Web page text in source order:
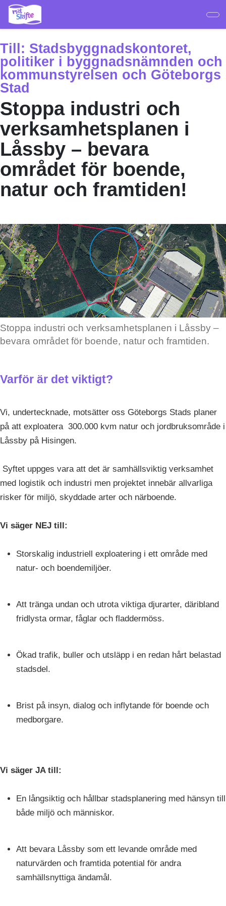
Hoppa
huvudinnehåll
Till: Stadsbyggnadskontoret,
politiker i byggnadsnämnden och
kommunstyrelsen och Göteborgs
Stad
Stoppa industri och
verksamhetsplanen i
Låssby – bevara
området för boende,
natur och framtiden!
Stoppa industri och verksamhetsplanen i Låssby –
bevara området för boende, natur och framtiden.
Varför är det viktigt?
Vi, undertecknade, motsätter oss Göteborgs Stads planer
på att exploatera 300.000 kvm natur och jordbruksområde i
Låssby på Hisingen.
Syftet uppges vara att det är samhällsviktig verksamhet
med logistik och industri men projektet innebär allvarliga
risker för miljö, skyddade arter och närboende.
Vi säger NEJ till:
Storskalig industriell exploatering i ett område med
natur- och boendemiljöer.
Att tränga undan och utrota viktiga djurarter, däribland
fridlysta ormar, fåglar och fladdermöss.
Ökad trafik, buller och utsläpp i en redan hårt belastad
stadsdel.
Brist på insyn, dialog och inflytande för boende och
medborgare.
Vi säger JA till:
En långsiktig och hållbar stadsplanering med hänsyn till
både miljö och människor.
Att bevara Låssby som ett levande område med
naturvärden och framtida potential för andra
samhällsnyttiga ändamål.